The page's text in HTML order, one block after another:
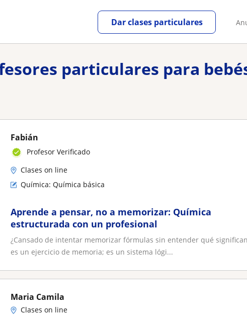
Dar clases particulares
particulares para
Fabián
Profesor Verificado
Clases on line
Química: Química básica
Aprende a pensar, no a memorizar: Química
estructurada con un profesional
¿Cansado de intentar memorizar fórmulas sin entender qué
es un ejercicio de memoria; es un sistema lógi...
Maria Camila
Clases on line